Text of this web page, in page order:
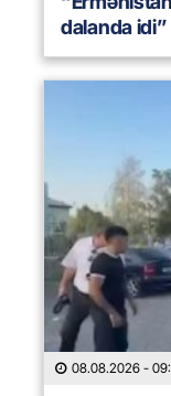
dalanda idi”
08.08.2026 -